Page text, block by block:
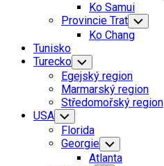
Ko Samui
Provincie Trat Toggle
Child
Menu
Ko Chang
Tunisko
Turecko Toggle
Child
Menu
Egejský region
Marmarský region
Středomořský region
USA Toggle
Child
Menu
Florida
Georgie Toggle
Child
Atlanta